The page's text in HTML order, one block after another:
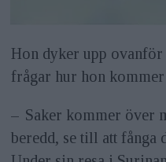
Hon dyker upp
frågar hur hon
– Saker kommer över
beredd, se till att fånga